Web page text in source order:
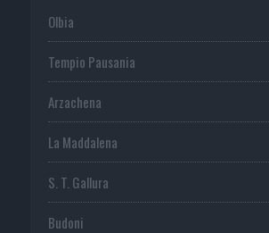
Olbia
Tempio Pausania
Arzachena
La Maddalena
S. T. Gallura
Budoni